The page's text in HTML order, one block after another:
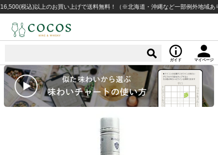
込)以上のお買い上げで送料無料！（※北海道・沖縄など一部例外地域あり）
ガイド マイページ